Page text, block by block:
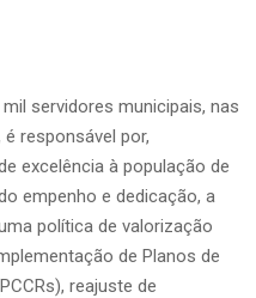
servidores municipais, nas
responsável por,
excelência à população de
empenho e dedicação, a
política de valorização
de Planos de
reajuste de